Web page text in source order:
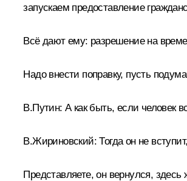
запускаем предоставление
Всё дают ему: разрешение на
Надо внести поправку, пусть
В.Путин: А как быть, если человек
В.Жириновский: Тогда он не
Представляете, он вернулся, здесь